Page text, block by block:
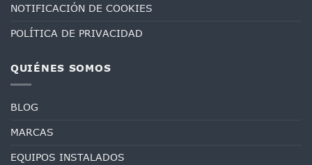
NOTIFICACIÓN DE COOKIES
POLÍTICA DE PRIVACIDAD
QUIÉNES SOMOS
BLOG
MARCAS
EQUIPOS INSTALADOS